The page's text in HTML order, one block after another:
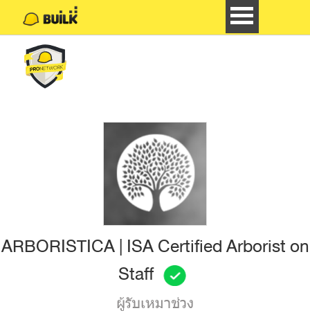
ONLINE
ARBORISTICA | ISA Certified Arborist on
Staff
ผู้รับเหมาช่วง